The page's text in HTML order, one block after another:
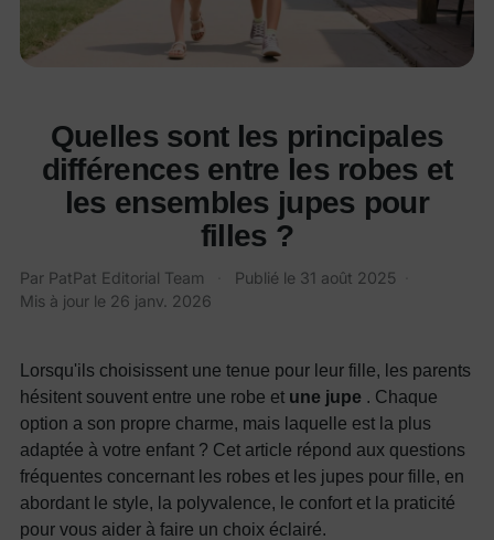
Quelles sont les principales
différences entre les robes et
les ensembles jupes pour
filles ?
Par PatPat Editorial Team Publié le 31 août 2025
Mis à jour le 26 janv. 2026
Lorsqu'ils choisissent une tenue pour leur fille, les parents
hésitent souvent entre une robe et une jupe . Chaque
option a son propre charme, mais laquelle est la plus
adaptée à votre enfant ? Cet article répond aux questions
fréquentes concernant les robes et les jupes pour fille, en
abordant le style, la polyvalence, le confort et la praticité
pour vous aider à faire un choix éclairé.